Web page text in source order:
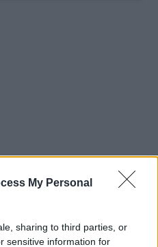
My Personal
sharing to third parties, or
sensitive information for